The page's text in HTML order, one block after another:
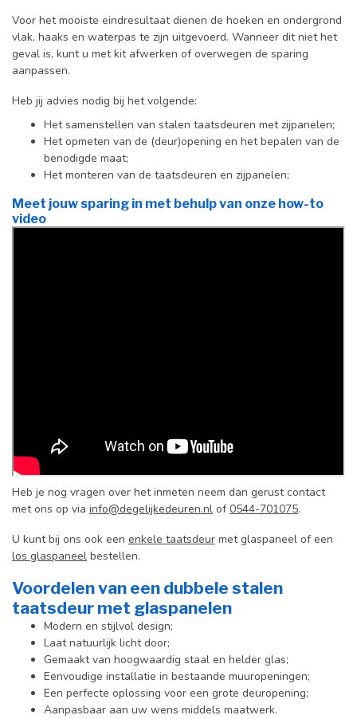
Voor het mooiste eindresultaat dienen de hoeken en ondergrond
vlak, haaks en waterpas te zijn uitgevoerd. Wanneer dit niet het
geval is, kunt u met kit afwerken of overwegen de sparing
aanpassen.
Heb jij advies nodig bij het volgende:
Het samenstellen van stalen taatsdeuren met zijpanelen;
Het opmeten van de (deur)opening en het bepalen van de
benodigde maat;
Het monteren van de taatsdeuren en zijpanelen;
Meet jouw sparing in met behulp van onze how-to
video
Heb je nog vragen over het inmeten neem dan gerust contact
met ons op via info@degelijkedeuren.nl of0544-701075.
U kunt bij ons ook een enkele taatsdeur met glaspaneel of een
los glaspaneel bestellen.
Voordelen van een dubbele stalen
taatsdeur met glaspanelen
Modern en stijlvol design;
Laat natuurlijk licht door;
Gemaakt van hoogwaardig staal en helder glas;
Eenvoudige installatie in bestaande muuropeningen;
Een perfecte oplossing voor een grote deuropening;
Aanpasbaar aan uw wens middels maatwerk.